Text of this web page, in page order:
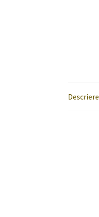
Descriere